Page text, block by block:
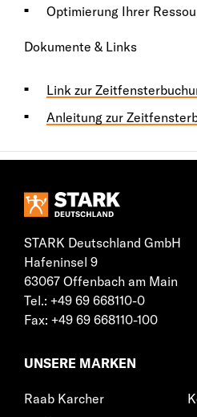
Optimierung Ihrer
Dokumente & Links
Link zur
Anleitung zur
STARK Deutschland GmbH
Hafeninsel 9
63067 Offenbach am Main
Tel.: +49 69 668110-0
Fax: +49 69 668110-100
UNSERE MARKEN
Raab Karcher